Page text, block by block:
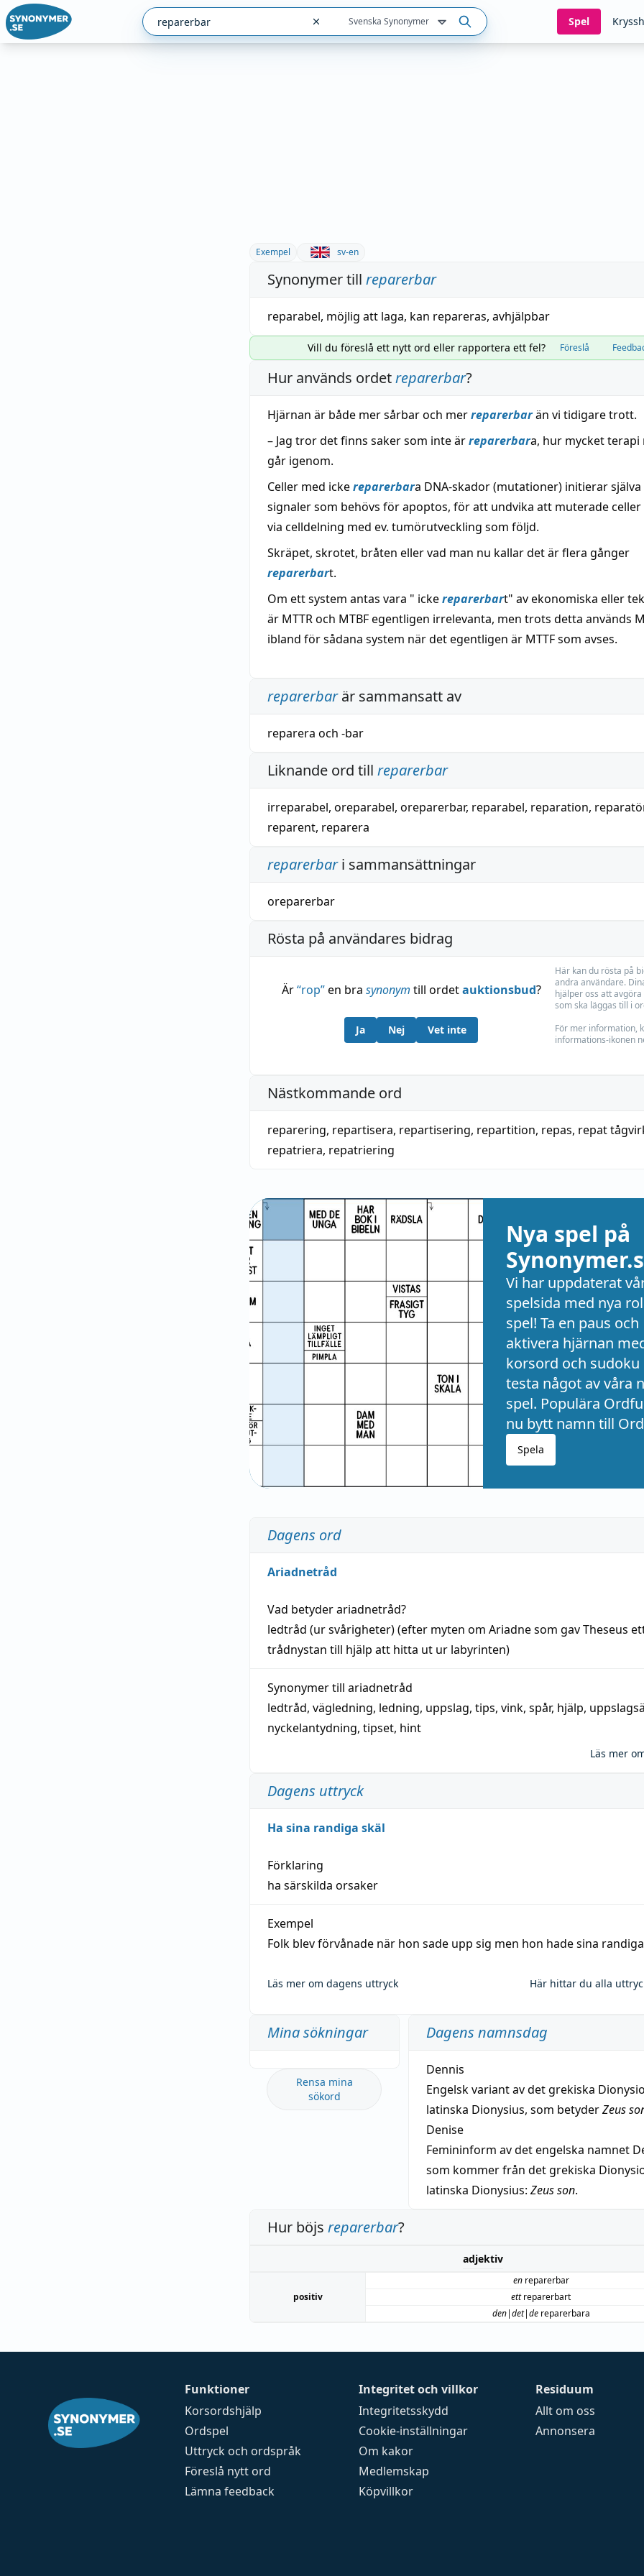
Svenska Synonymer Spel
Exempel sv-en
Synonymer till reparerbar
reparabel, möjlig att laga, kan repareras, avhjälpbar
Vill du föreslå ett nytt ord eller rapportera ett fel? Föreslå
Hur används ordetreparerbar?
Hjärnan är både mer sårbar och merreparerbarän vi tidigare trott.
– Jag tror det finns saker som inte ärreparerbara, hur mycket terapi
går igenom.
Celler med ickereparerbara DNA-skador (mutationer) initierar själva
signaler som behövs för apoptos, för att undvika att muterade
via celldelning med ev. tumörutveckling som följd.
Skräpet, skrotet, bråten eller vad man nu kallar det är flera gånger
reparerbart.
Om ett system antas vara " ickereparerbart" av ekonomiska eller
är MTTR och MTBF egentligen irrelevanta, men trots detta används
ibland för sådana system när det egentligen är MTTF som avses.
reparerbarär sammansatt av
reparera och -bar
Liknande ord till reparerbar
irreparabel, oreparabel, oreparerbar, reparabel, reparation,
reparent, reparera
reparerbari sammansättningar
oreparerbar
Rösta på användares bidrag
Är“rop”en bra synonym till ordetauktionsbud?
Ja Nej Vet inte
Här kan du rösta på
andra användare.
hjälper oss att
som ska läggas till i
För mer information,
informations-ikonen
Nästkommande ord
reparering, repartisera, repartisering, repartition, repas, repat
repatriera, repatriering
Nya spel på
Vi har uppdaterat
spelsida med nya
spel! Ta en paus och
aktivera hjärnan
korsord och sudoku
testa något av våra
spel. Populära
nu bytt namn till
Spela
Dagens ord
Ariadnetråd
Vad betyderariadnetråd?
ledtråd (ur svårigheter) (efter myten om Ariadne som gav Theseus
trådnystan till hjälp att hitta ut ur labyrinten)
Synonymer till ariadnetråd
ledtråd, vägledning, ledning, uppslag, tips, vink, spår, hjälp,
nyckelantydning, tipset, hint
Läs mer
Dagens uttryck
Ha sina randiga skäl
Förklaring
ha särskilda orsaker
Exempel
Folk blev förvånade när hon sade upp sig men hon hade sina
Läs mer om dagens uttryck Här hittar du alla
Mina sökningar
Rensa mina
sökord
Dagens namnsdag
Dennis
Engelsk variant av det grekiska
latinska Dionysius, som betyderZeus
Denise
Femininform av det engelska namnet
som kommer från det grekiska
latinska Dionysius: Zeus son.
Hur böjs reparerbar?
adjektiv
positiv
enreparerbar
ettreparerbart
den|det|dereparerbara
Funktioner
Korsordshjälp
Ordspel
Uttryck och ordspråk
Föreslå nytt ord
Lämna feedback
Integritet och villkor
Integritetsskydd
Cookie-inställningar
Om kakor
Medlemskap
Köpvillkor
Residuum
Allt om oss
Annonsera